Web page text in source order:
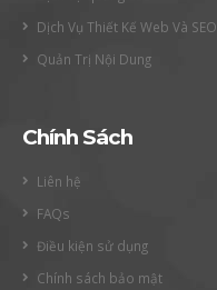
Dịch Vụ Thiết Kế Web Và SEO
Quản Trị Nội Dung
Chính Sách
Liên hệ
FAQs
Điều kiện sử dụng
Chính sách bảo mật